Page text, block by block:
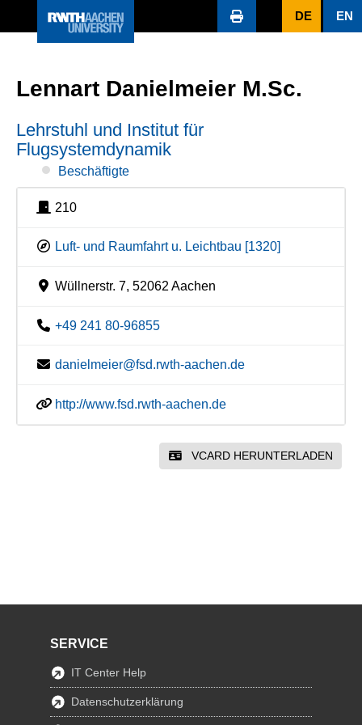
DE EN
Lennart Danielmeier M.Sc.
Lehrstuhl und Institut für
Flugsystemdynamik
Beschäftigte
210
Luft- und Raumfahrt u. Leichtbau [1320]
Wüllnerstr. 7, 52062 Aachen
+49 241 80-96855
danielmeier@fsd.rwth-aachen.de
http://www.fsd.rwth-aachen.de
VCARD HERUNTERLADEN
SERVICE
IT Center Help
Datenschutzerklärung